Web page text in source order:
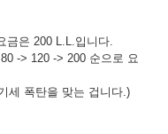
금은 200 L.L.입니다.
-> 120 -> 200 순으로 요
세 폭탄을 맞는 겁니다.)